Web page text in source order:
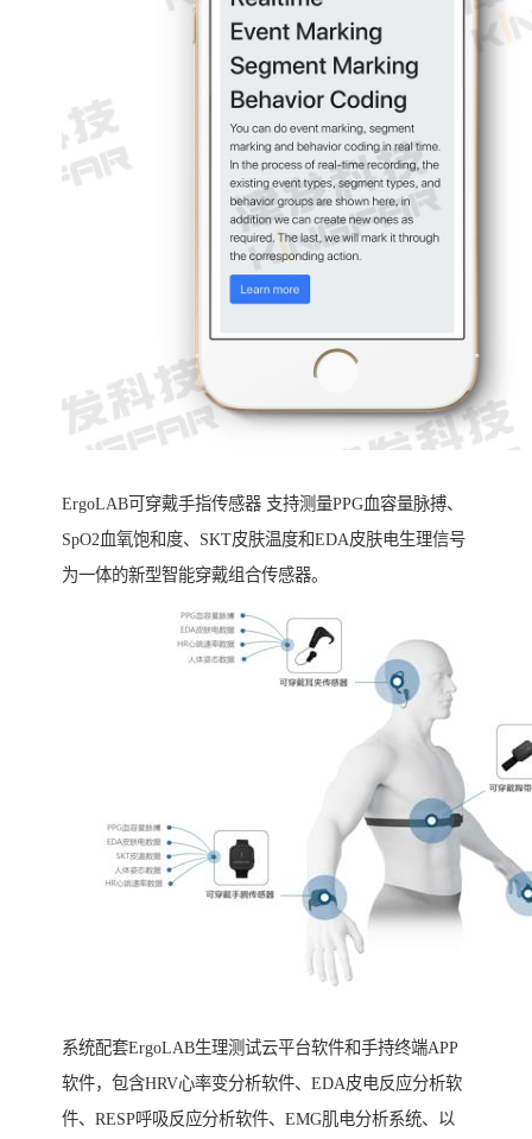
ErgoLAB可穿戴手指传感器 支持测量PPG血容量脉搏、
SpO2血氧饱和度、SKT皮肤温度和EDA皮肤电生理信号
为一体的新型智能穿戴组合传感器。
系统配套ErgoLAB生理测试云平台软件和手持终端APP
软件，包含HRV心率变分析软件、EDA皮电反应分析软
件、RESP呼吸反应分析软件、EMG肌电分析系统、以